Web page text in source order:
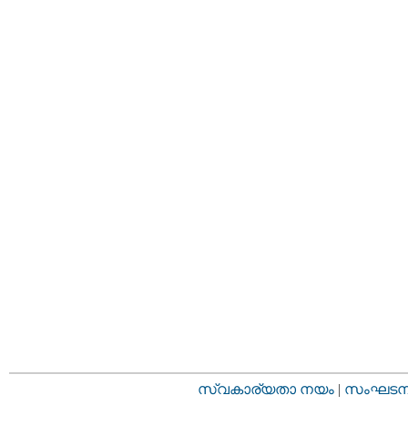
സ്വകാര്യതാ നയം |